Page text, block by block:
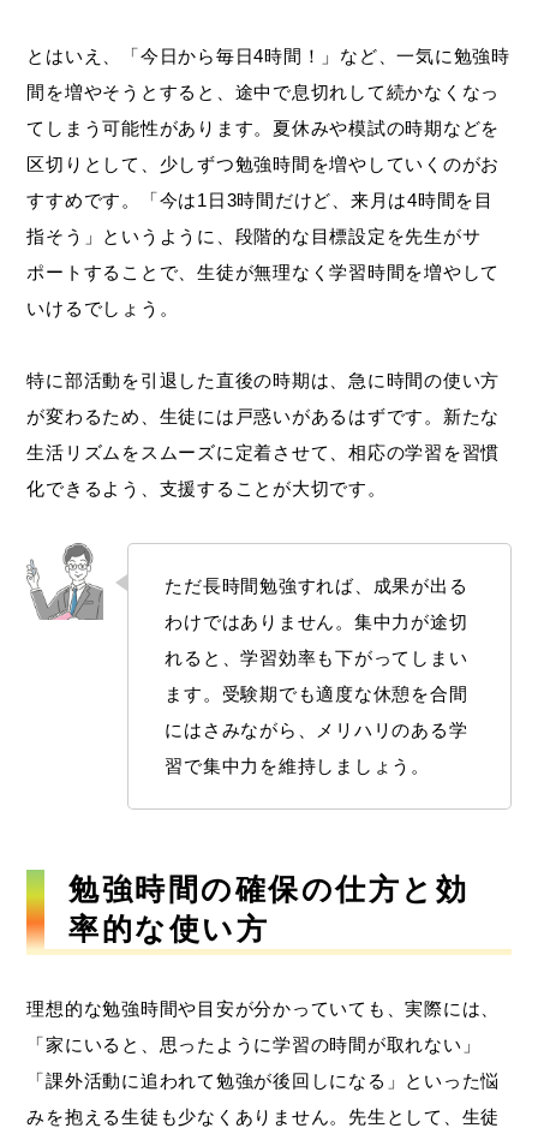
とはいえ、「今日から毎日4時間！」など、一気に勉強時
間を増やそうとすると、途中で息切れして続かなくなっ
てしまう可能性があります。夏休みや模試の時期などを
区切りとして、少しずつ勉強時間を増やしていくのがお
すすめです。「今は1日3時間だけど、来月は4時間を目
指そう」というように、段階的な目標設定を先生がサ
ポートすることで、生徒が無理なく学習時間を増やして
いけるでしょう。
特に部活動を引退した直後の時期は、急に時間の使い方
が変わるため、生徒には戸惑いがあるはずです。新たな
生活リズムをスムーズに定着させて、相応の学習を習慣
化できるよう、支援することが大切です。
ただ長時間勉強すれば、成果が出る
わけではありません。集中力が途切
れると、学習効率も下がってしまい
ます。受験期でも適度な休憩を合間
にはさみながら、メリハリのある学
習で集中力を維持しましょう。
勉強時間の確保の仕方と効
率的な使い方
理想的な勉強時間や目安が分かっていても、実際には、
「家にいると、思ったように学習の時間が取れない」
「課外活動に追われて勉強が後回しになる」といった悩
みを抱える生徒も少なくありません。先生として、生徒